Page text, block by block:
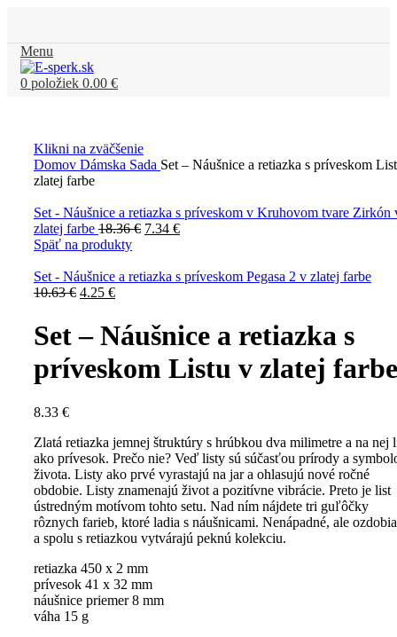
Menu
0 položiek 0.00 €
Klikni na zväčšenie
Domov Dámska Sada Set – Náušnice a retiazka s príveskom
zlatej farbe
Set - Náušnice a retiazka s príveskom v Kruhovom tvare Zirkón
zlatej farbe 18.36€ 7.34 €
Späť na produkty
Set - Náušnice a retiazka s príveskom Pegasa 2 v zlatej farbe
10.63€ 4.25 €
Set – Náušnice a retiazka s
príveskom Listu v zlatej farbe
8.33 €
Zlatá retiazka jemnej štruktúry s hrúbkou dva milimetre a na nej
ako prívesok. Prečo nie? Veď listy sú súčasťou prírody a
života. Listy ako prvé vyrastajú na jar a ohlasujú nové ročné
obdobie. Listy znamenajú život a pozitívne vibrácie. Preto je list
ústredným motívom tohto setu. Nad ním nájdete tri guľôčky
rôznych farieb, ktoré ladia s náušnicami. Nenápadné, ale
a spolu s retiazkou vytvárajú peknú kolekciu.
retiazka 450 x 2 mm
prívesok 41 x 32 mm
náušnice priemer 8 mm
váha 15 g